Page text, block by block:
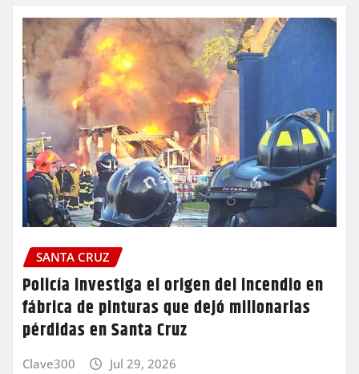
SANTA CRUZ
Policía investiga el origen del incendio en
fábrica de pinturas que dejó millonarias
pérdidas en Santa Cruz
Clave300 Jul 29, 2026